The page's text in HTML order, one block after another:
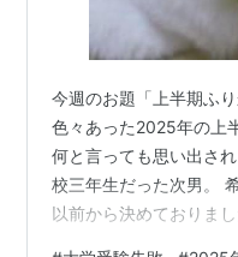
今週のお題「上半期ふ
色々あった2025年の上
何と言っても思い出さ
校三年生だった次男。
以前から決めておりま